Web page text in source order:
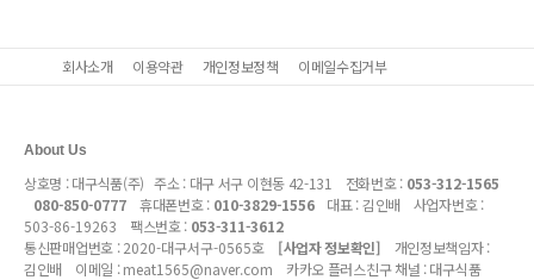
회사소개 이용약관 개인정보정책 이메일수집거부
About Us
상호명 : 대구식품(주) 주소 : 대구 서구 이현동 42-131 전화번호 : 053-312-1565
080-850-0777 휴대폰번호 : 010-3829-1556대표 : 김인배 사업자번호 :
503-86-19263 팩스번호 : 053-311-3612
통신판매업번호 :2020-대구서구-0565호 [사업자 정보확인] 개인정보책임자 :
김인배 이메일 :meat1565@naver.com 카카오 플러스친구 채널 : 대구식품